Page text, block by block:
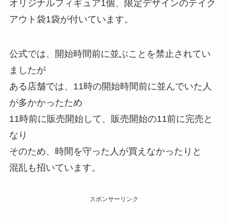
オリジナルフィギュア1個、限定デザインのテイク
アウト袋1袋が付いています。
公式では、開始時間前に並ぶことを禁止されてい
ましたが
ある店舗では、11時の開始時間前に並んでいた人
が多かかったため
11時前に販売開始して、販売開始の11前に完売と
なり
そのため、時間を守った人が買えなかったりと
混乱も招いています。
スポンサーリンク